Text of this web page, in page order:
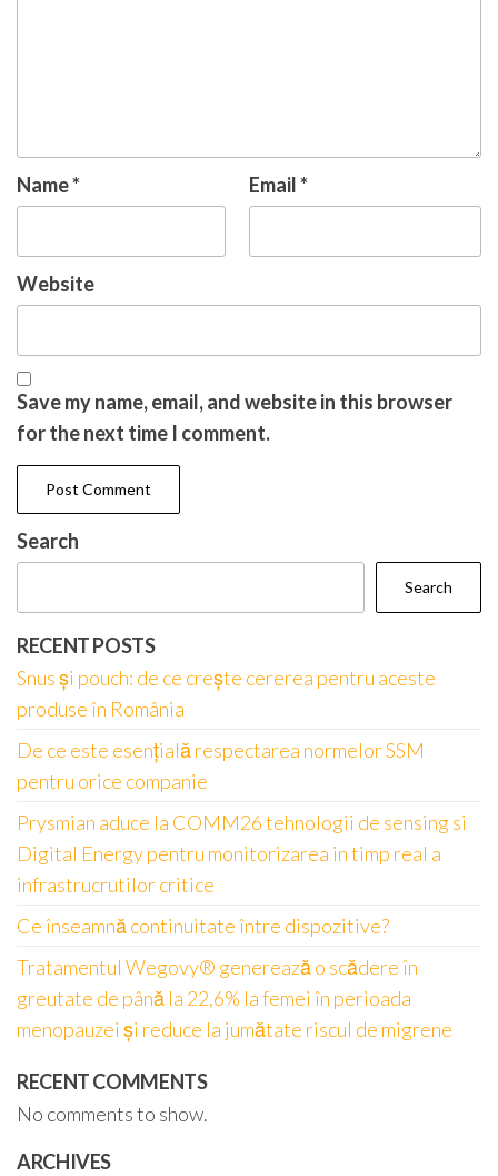
Name* Email*
Website
Save my name, email, and website in this browser
for the next time I comment.
Search
Search
RECENT POSTS
Snus și pouch: de ce crește cererea pentru aceste
produse în România
De ce este esențială respectarea normelor SSM
pentru orice companie
Prysmian aduce la COMM26 tehnologii de sensing si
Digital Energy pentru monitorizarea in timp real a
infrastrucrutilor critice
Ce înseamnă continuitate între dispozitive?
Tratamentul Wegovy® generează o scădere în
greutate de până la 22,6% la femei în perioada
menopauzei și reduce la jumătate riscul de migrene
RECENT COMMENTS
No comments to show.
ARCHIVES